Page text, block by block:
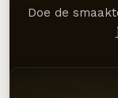
Doe de